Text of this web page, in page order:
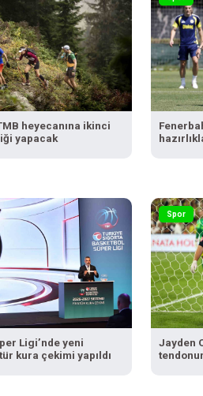
heyecanına ikinci
yapacak
Ligi’nde yeni
kura çekimi yapıldı
Spor
Jayden